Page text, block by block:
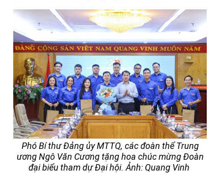
Phó Bí thư Đảng ủy MTTQ, các đoàn thể Trung
ương Ngô Văn Cương tặng hoa chúc mừng Đoàn
đại biểu tham dự Đại hội. Ảnh: Quang Vinh